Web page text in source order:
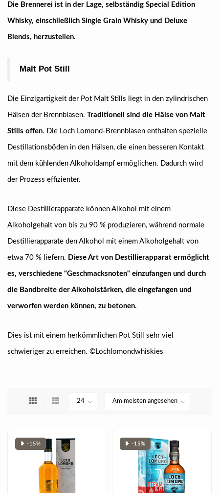
Die Brennerei ist in der Lage, selbständig Special Edition
Whisky, einschließlich Single Grain Whisky und Deluxe
Blends, herzustellen.
Malt Pot Still
Die Einzigartigkeit der Pot Malt Stills liegt in den zylindrischen
Hälsen der Brennblasen. Traditionell sind die Hälse von Malt
Stills offen. Die Loch Lomond-Brennblasen enthalten spezielle
Destillationsböden in den Hälsen, die einen besseren Kontakt
mit dem kühlenden Alkoholdampf ermöglichen. Dadurch wird
der Prozess effizienter.
Diese Destillierapparate können Alkohol mit einem
Alkoholgehalt von bis zu 90 % produzieren, während normale
Destillierapparate den Alkohol mit einem Alkoholgehalt von
etwa 70 % liefern. Diese Art von Destillierapparat ermöglicht
es, verschiedene "Geschmacksnoten" einzufangen und durch
die Bandbreite der Alkoholstärken, die eingefangen und
verworfen werden können, zu betonen.
Dies ist mit einem herkömmlichen Pot Still sehr viel
schwieriger zu erreichen. ©Lochlomondwhiskies
❥ -15% ❥ -15%